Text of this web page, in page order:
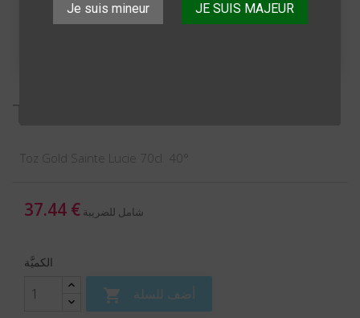
Je suis mineur JE SUIS MAJEUR
Toz Gold Sainte Lucie 70cl
Toz Gold Sainte Lucie 70cl 40°
37.44 € شامل للضريبة
الكميَّة
 أضف للسلة